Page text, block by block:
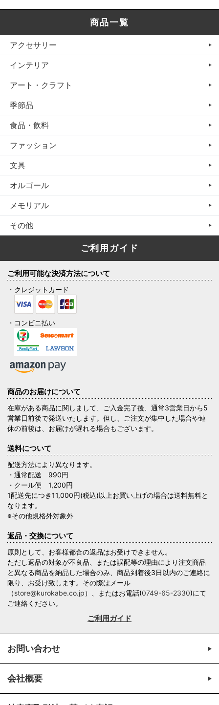
商品一覧
アクセサリー
インテリア
アート・クラフト
季節品
食品・飲料
ファッション
文具
オルゴール
メモリアル
その他
ご利用ガイド
ご利用可能な決済方法について
・クレジットカード
・コンビニ払い
商品のお届けについて
在庫がある商品に関しまして、ご入金完了後、通常3営業日から5
営業日前後で発送いたします。但し、ご注文が集中した場合や連
休の前後は、お届けが遅れる場合もございます。
送料について
配送方法により異なります。
・通常配送 990円
・クール便 1,200円
1配送先につき11,000円(税込)以上お買い上げの場合は送料無料と
なります。
※その他規格外対象外
返品・交換について
原則として、お客様都合の返品はお受けできません。
ただし返品の対象が不良品、または誤配等の理由により注文商品
と異なる商品を納品した場合のみ、商品到着後3日以内のご連絡に
限り、お受け致します。その際はメール
（store@kurokabe.co.jp）、またはお電話(0749-65-2330)にて
ご連絡ください。
ご利用ガイド
お問い合わせ
会社概要